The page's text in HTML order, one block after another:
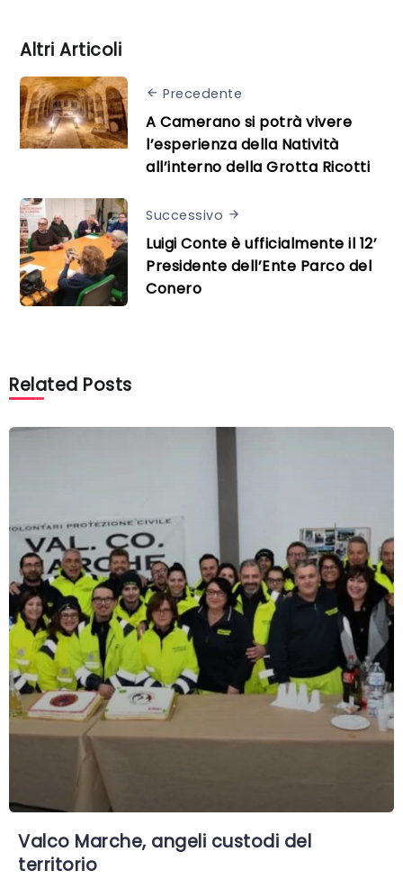
Altri Articoli
Precedente
A Camerano si potrà vivere
l’esperienza della Natività
all’interno della Grotta Ricotti
Successivo
Luigi Conte è ufficialmente il 12’
Presidente dell’Ente Parco del
Conero
Related Posts
Valco Marche, angeli custodi del
territorio